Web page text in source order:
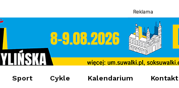
Reklama
Sport Cykle Kalendarium Kontakt